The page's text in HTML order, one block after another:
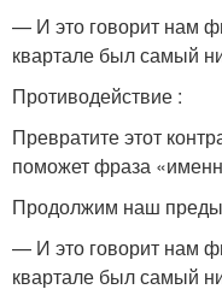
— И это говорит нам
квартале был самый
Противодействие :
Превратите этот
поможет фраза
Продолжим наш
— И это говорит нам
квартале был самый